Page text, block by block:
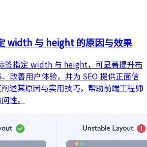
width 与 height 的原因与效果
签指定 width 与 height，可显著提升布
改善用户体验，并为 SEO 提供正面信
述其原因与实用技巧，帮助前端工程师
性。